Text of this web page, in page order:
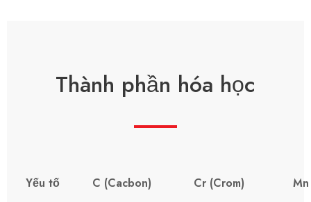
Thành phần hóa học
Yếu tố C (Cacbon) Cr (Crom)